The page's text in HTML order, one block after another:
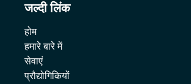
जल्दी लिंक
होम
हमारे बारे में
सेवाएं
प्रौद्योगिकियों